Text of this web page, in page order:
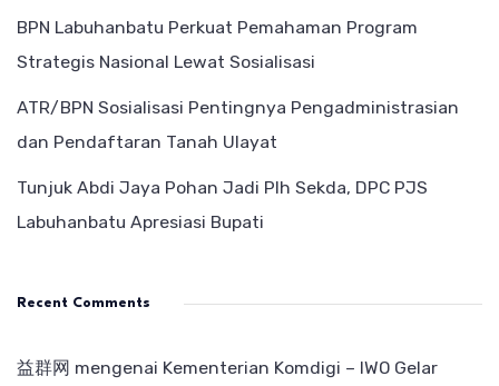
BPN Labuhanbatu Perkuat Pemahaman Program
Strategis Nasional Lewat Sosialisasi
ATR/BPN Sosialisasi Pentingnya Pengadministrasian
dan Pendaftaran Tanah Ulayat
Tunjuk Abdi Jaya Pohan Jadi Plh Sekda, DPC PJS
Labuhanbatu Apresiasi Bupati
Recent Comments
益群网 mengenai Kementerian Komdigi – IWO Gelar